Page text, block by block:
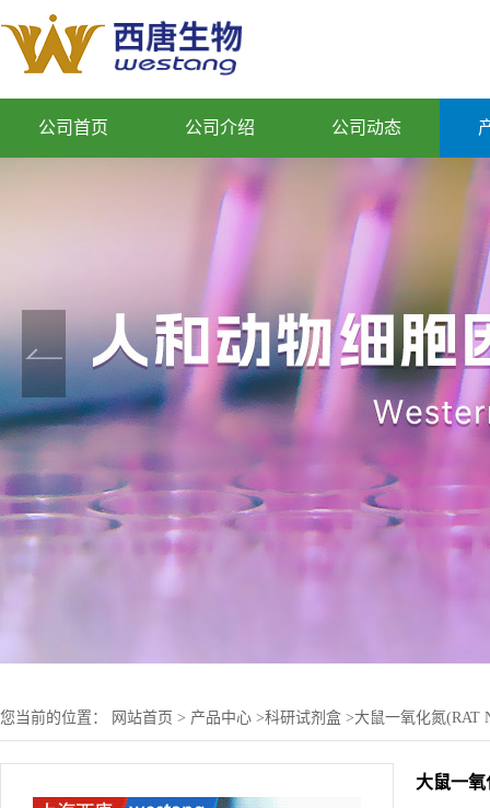
公司首页 公司介绍 公司动态
您当前的位置： 网站首页 > 产品中心 >科研试剂盒 >大鼠一氧化氮(RAT
大鼠一